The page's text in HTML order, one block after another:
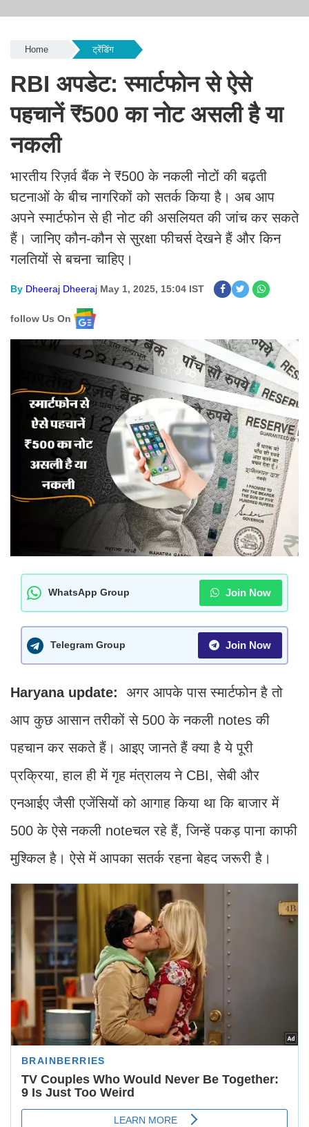
Home ट्रेंडिंग
RBI अपडेट: स्मार्टफोन से ऐसे
पहचानें ₹500 का नोट असली है या
नकली​
भारतीय रिज़र्व बैंक ने ₹500 के नकली नोटों की बढ़ती
घटनाओं के बीच नागरिकों को सतर्क किया है। अब आप
अपने स्मार्टफोन से ही नोट की असलियत की जांच कर सकते
हैं। जानिए कौन-कौन से सुरक्षा फीचर्स देखने हैं और किन
गलतियों से बचना चाहिए।​
By Dheeraj Dheeraj May 1, 2025, 15:04 IST
follow Us On
WhatsApp Group Join Now
Telegram Group Join Now
Haryana update: अगर आपके पास स्मार्टफोन है तो
आप कुछ आसान तरीकों से 500 के नकली notes की
पहचान कर सकते हैं। आइए जानते हैं क्या है ये पूरी
प्रक्रिया, हाल ही में गृह मंत्रालय ने CBI, सेबी और
एनआईए जैसी एजेंसियों को आगाह किया था कि बाजार में
500 के ऐसे नकली noteचल रहे हैं, जिन्हें पकड़ पाना काफी
मुश्किल है। ऐसे में आपका सतर्क रहना बेहद जरूरी है।